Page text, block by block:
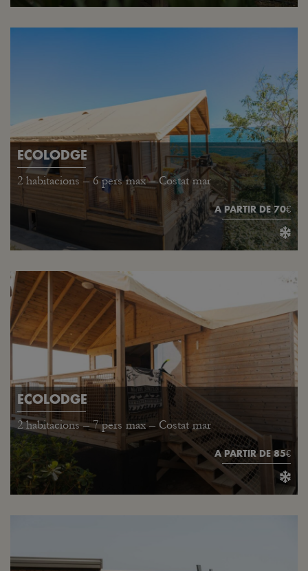
ECOLODGE
2 habitacions – 6 pers max – Costat mar
A PARTIR DE 70€
ECOLODGE
2 habitacions – 7 pers max – Costat mar
A PARTIR DE 85€